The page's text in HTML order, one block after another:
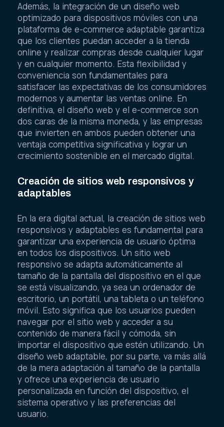
Además, la integración de un diseño web
optimizado para dispositivos móviles con una
plataforma de e-commerce adaptable garantiza
que los clientes puedan acceder a la tienda
online y realizar compras desde cualquier lugar
y en cualquier momento. Esta flexibilidad y
conveniencia son fundamentales para
satisfacer las expectativas de los consumidores
modernos y aumentar las ventas online. En
definitiva, el diseño web y el e-commerce son
dos caras de la misma moneda, y las empresas
que invierten en ambos pueden obtener una
ventaja competitiva significativa y lograr un
crecimiento sostenible en el mercado digital.
Creación de sitios web responsivos y
adaptables
En la era digital actual, la creación de sitios web
responsivos y adaptables es fundamental para
garantizar una experiencia de usuario óptima
en todos los dispositivos. Un sitio web
responsivo se adapta automáticamente al
tamaño de la pantalla del dispositivo en el que
se está visualizando, ya sea un ordenador de
escritorio, un portátil, una tableta o un teléfono
móvil. Esto significa que los usuarios pueden
navegar por el sitio web y acceder a su
contenido de manera fácil y cómoda, sin
importar el dispositivo que estén utilizando. Un
diseño web adaptable, por su parte, va más allá
de la mera adaptación al tamaño de la pantalla
y ofrece una experiencia de usuario
personalizada en función del dispositivo, el
sistema operativo y las preferencias del
usuario.